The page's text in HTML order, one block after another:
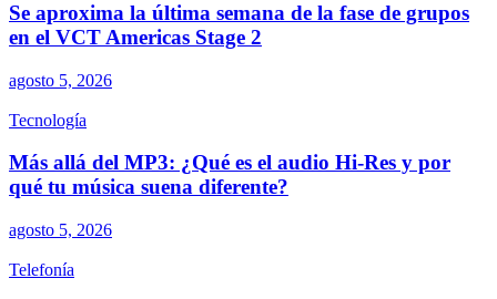
Se aproxima la última semana de la fase de grupos
en el VCT Americas Stage 2
agosto 5, 2026
Tecnología
Más allá del MP3: ¿Qué es el audio Hi-Res y por
qué tu música suena diferente?
agosto 5, 2026
Telefonía